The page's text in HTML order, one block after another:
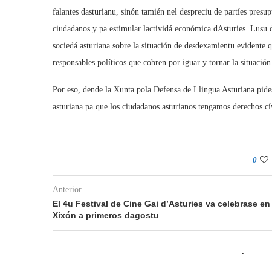
falantes dasturianu, sinón tamién nel despreciu de partíes
ciudadanos y pa estimular lactividá económica dAsturies.
sociedá asturiana sobre la situación de desdexamientu
responsables políticos que cobren por iguar y tornar la
Por eso, dende la Xunta pola Defensa de Llingua Asturiana
asturiana pa que los ciudadanos asturianos tengamos derechos
0
Anterior
El 4u Festival de Cine Gai d’Asturies va celebrase en
Xixón a primeros dagostu